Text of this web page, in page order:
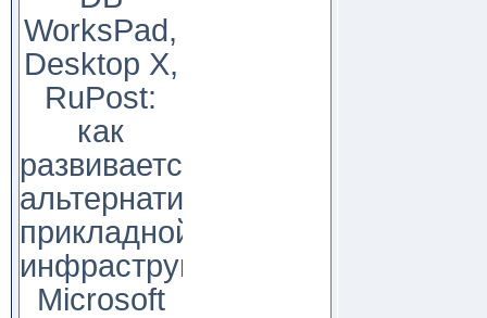
WorksPad,
Desktop X,
RuPost:
как
развивается
альтернатива
прикладной
инфраструктуре
Microsoft